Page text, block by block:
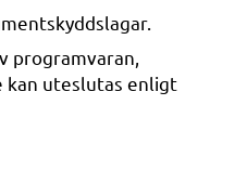
programvaran,
kan uteslutas enligt